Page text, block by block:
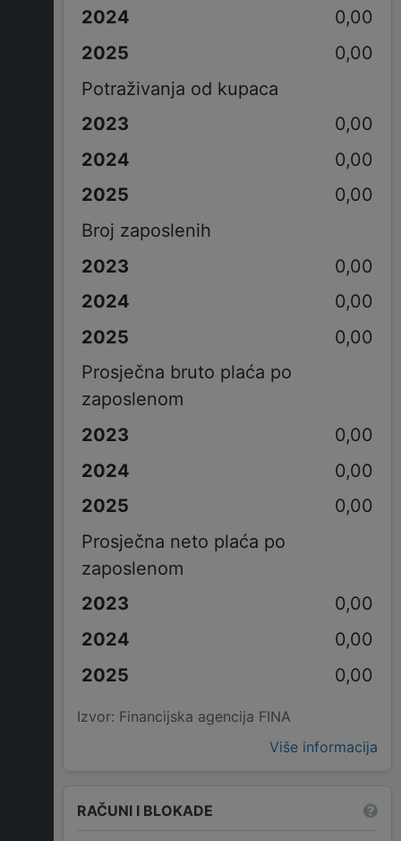
0,00
0,00
Potraživanja od kupaca
0,00
0,00
0,00
Broj zaposlenih
0,00
0,00
0,00
Prosječna bruto plaća po
zaposlenom
0,00
0,00
0,00
Prosječna neto plaća po
zaposlenom
0,00
0,00
0,00
Izvor: Financijska agencija FINA
Više informacija
RAČUNI I BLOKADE